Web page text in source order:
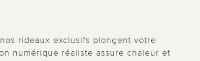
rideaux exclusifs plongent votre
numérique réaliste assure chaleur et